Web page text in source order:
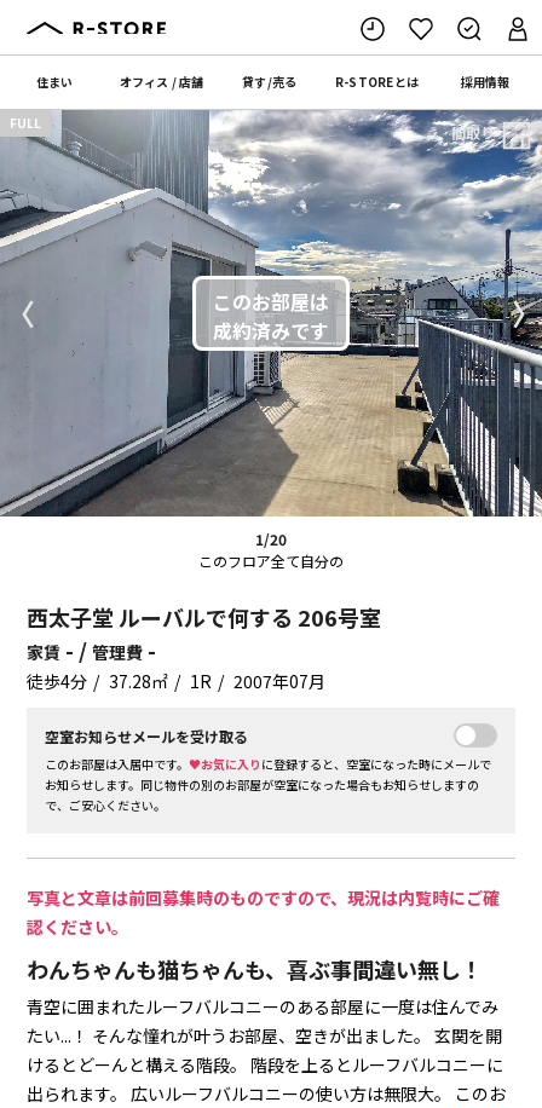
住まい オフィス /店舗 貸す/売る R-STOREとは 採用情報
1/20
このフロア全て自分の
〈 〉
FULL 間取り
西太子堂 ルーバルで何する 206号室
家賃 - /管理費 -
徒歩4分 37.28㎡ 1R 2007年07月
空室お知らせメールを受け取る
このお部屋は入居中です。♥お気に入り に登録すると、空室になった時にメールで
お知らせします。同じ物件の別のお部屋が空室になった場合もお知らせしますの
で、ご安心ください。
写真と文章は前回募集時のものですので、現況は内覧時にご確
認ください。
わんちゃんも猫ちゃんも、喜ぶ事間違い無し！
青空に囲まれたルーフバルコニーのある部屋に一度は住んでみ
たい...！ そんな憧れが叶うお部屋、空きが出ました。
玄関を開
けるとどーんと構える階段。
階段を上るとルーフバルコニーに
出られます。 広いルーフバルコニーの使い方は無限大。
このお